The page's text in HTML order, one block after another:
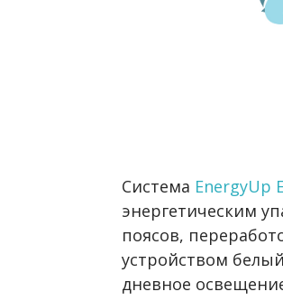
Система EnergyUp
энергетическим
поясов,
устройством
дневное